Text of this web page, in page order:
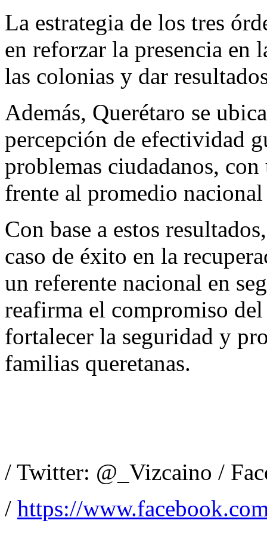
La estrategia de los tres
en reforzar la presencia en
las colonias y dar
Además, Querétaro se
percepción de efectividad
problemas ciudadanos,
frente al promedio
Con base a estos
caso de éxito en la
un referente nacional en
reafirma el compromiso
fortalecer la seguridad y
familias queretanas.
/ Twitter: @_Vizcaino /
/ https://